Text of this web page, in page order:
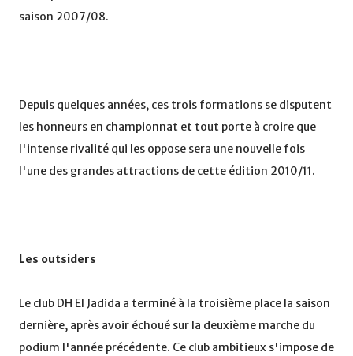
saison 2007/08.
Depuis quelques années, ces trois formations se disputent
les honneurs en championnat et tout porte à croire que
l'intense rivalité qui les oppose sera une nouvelle fois
l'une des grandes attractions de cette édition 2010/11.
Les outsiders
Le club DH El Jadida a terminé à la troisième place la saison
dernière, après avoir échoué sur la deuxième marche du
podium l'année précédente. Ce club ambitieux s'impose de